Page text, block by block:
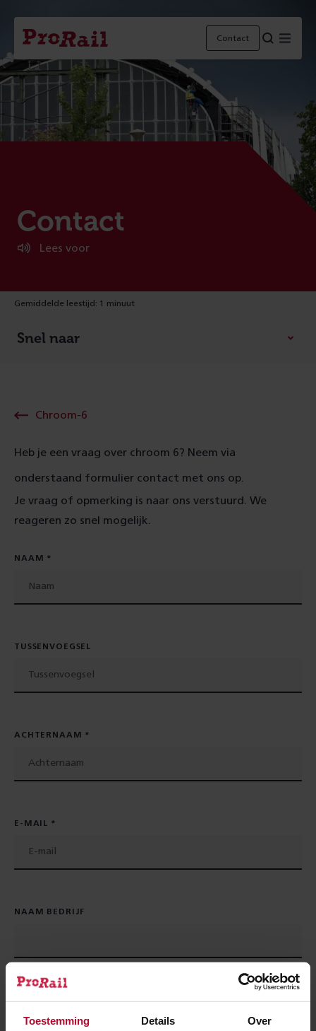
Toestemming Details Over
Navigatie
Homepage
ProRail
Contact
:
Contact
Lees voor
Gemiddelde leestijd: 1 minuut
Snel naar
Chroom-6
Heb je een vraag over chroom 6? Neem via
onderstaand formulier contact met ons op.
Je vraag of opmerking is naar ons verstuurd. We
reageren zo snel mogelijk.
NAAM
TUSSENVOEGSEL
ACHTERNAAM
E-MAIL
NAAM BEDRIJF
JOUW VRAAG OF OPMERKING